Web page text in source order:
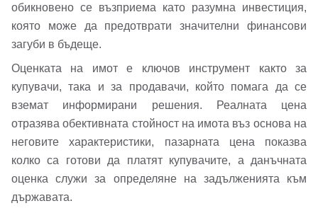
Вход
Имейл Адрес
Парола
обикновено се възприема като разумна инвестиция,
която може да предотврати значителни финансови
загуби в бъдеще.
Оценката на имот е ключов инструмент както за
купувачи, така и за продавачи, който помага да се
вземат информирани решения. Реалната цена
отразява обективната стойност на имота въз основа на
неговите характеристики, пазарната цена показва
колко са готови да платят купувачите, а данъчната
оценка служи за определяне на задълженията към
държавата.
Име*
Имейл адрес*
Вашето запитване стигна до нас. Ще